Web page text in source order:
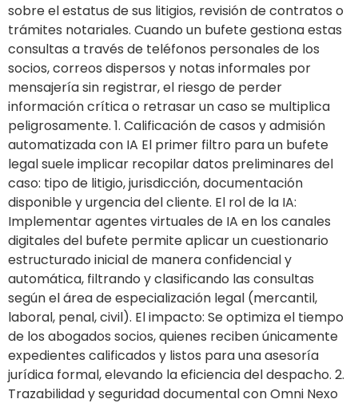
sobre el estatus de sus litigios, revisión de contratos o
trámites notariales. Cuando un bufete gestiona estas
consultas a través de teléfonos personales de los
socios, correos dispersos y notas informales por
mensajería sin registrar, el riesgo de perder
información crítica o retrasar un caso se multiplica
peligrosamente. 1. Calificación de casos y admisión
automatizada con IA El primer filtro para un bufete
legal suele implicar recopilar datos preliminares del
caso: tipo de litigio, jurisdicción, documentación
disponible y urgencia del cliente. El rol de la IA:
Implementar agentes virtuales de IA en los canales
digitales del bufete permite aplicar un cuestionario
estructurado inicial de manera confidencial y
automática, filtrando y clasificando las consultas
según el área de especialización legal (mercantil,
laboral, penal, civil). El impacto: Se optimiza el tiempo
de los abogados socios, quienes reciben únicamente
expedientes calificados y listos para una asesoría
jurídica formal, elevando la eficiencia del despacho. 2.
Trazabilidad y seguridad documental con Omni Nexo